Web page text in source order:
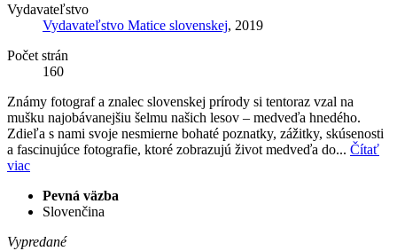
Vydavateľstvo
Vydavateľstvo Matice slovenskej, 2019
Počet strán
160
Známy fotograf a znalec slovenskej prírody si tentoraz vzal na
mušku najobávanejšiu šelmu našich lesov – medveďa hnedého.
Zdieľa s nami svoje nesmierne bohaté poznatky, zážitky, skúsenosti
a fascinujúce fotografie, ktoré zobrazujú život medveďa do... Čítať
viac
Pevná väzba
Slovenčina
Vypredané